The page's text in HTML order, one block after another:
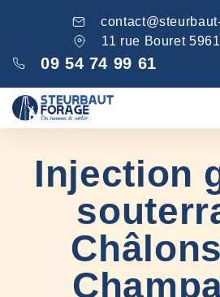
11 rue Bouret
09 54 74 99 61
Injection